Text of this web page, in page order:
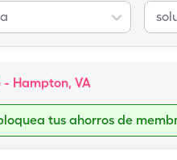
- Hampton, VA
tus ahorros de